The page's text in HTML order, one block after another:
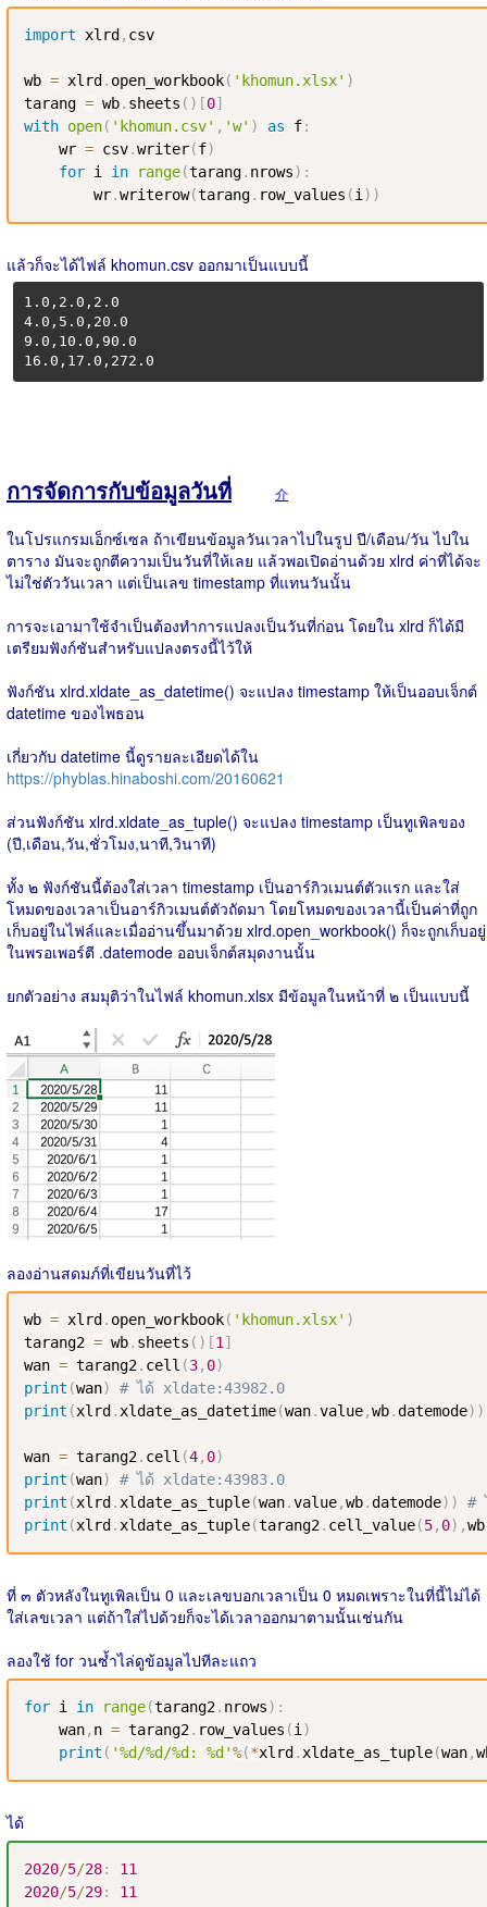
import xlrd , csv
wb = xlrd . open_workbook( 'khomun.xlsx' )
tarang = wb. sheets ( ) [0]
with open( 'khomun.csv' , 'w' ) as f:
    wr
= csv.writer(f)
for i in range(tarang. nrows) :
        wr
.writerow(tarang. row_values (i ) )
แล้วก็จะได้ไฟล์ khomun.csv ออกมาเป็นแบบนี้
1.0,2.0,2.0
4.0,5.0,20.0
9.0,10.0,90.0
16.0,17.0,272.0
การจัดการกับข้อมูลวันที่ 介
ในโปรแกรมเอ็กซ์เซล ถ้าเขียนข้อมูลวันเวลาไปในรูป ปี/เดือน/วัน ไปใน
ตาราง มันจะถูกตีความเป็นวันที่ให้เลย แล้วพอเปิดอ่านด้วย xlrd ค่าที่ได้จะ
ไม่ใช่ตัววันเวลา แต่เป็นเลข timestamp ที่แทนวันนั้น
การจะเอามาใช้จำเป็นต้องทำการแปลงเป็นวันที่ก่อน โดยใน xlrd ก็ได้มี
เตรียมฟังก์ชันสำหรับแปลงตรงนี้ไว้ให้
ฟังก์ชัน xlrd.xldate_as_datetime() จะแปลง timestamp ให้เป็นออบเจ็กต์
datetime ของไพธอน
เกี่ยวกับ datetime นี้ดูรายละเอียดได้ใน
https://phyblas.hinaboshi.com/20160621
ส่วนฟังก์ชัน xlrd.xldate_as_tuple() จะแปลง timestamp เป็นทูเพิลของ
(ปี,เดือน,วัน,ชั่วโมง,นาที,วินาที)
ทั้ง ๒ ฟังก์ชันนี้ต้องใส่เวลา timestamp เป็นอาร์กิวเมนต์ตัวแรก และใส่
โหมดของเวลาเป็นอาร์กิวเมนต์ตัวถัดมา โดยโหมดของเวลานี้เป็นค่าที่ถูก
เก็บอยู่ในไฟล์และเมื่ออ่านขึ้นมาด้วย xlrd.open_workbook() ก็จะถูกเก็บอยู่
ในพรอเพอร์ตี .datemode ออบเจ็กต์สมุดงานนั้น
ยกตัวอย่าง สมมุติว่าในไฟล์ khomun.xlsx มีข้อมูลในหน้าที่ ๒ เป็นแบบนี้
ลองอ่านสดมภ์ที่เขียนวันที่ไว้
wb = xlrd . open_workbook( 'khomun.xlsx' )
tarang2 = wb. sheets ( ) [1 ]
wan = tarang2. cell (3, 0)
print (wan)
# ได้ xldate:43982.0
print (xlrd . xldate_as_datetime(wan.value,wb.datemode) )
wan = tarang2. cell (4, 0)
print (wan)
# ได้ xldate:43983.0
print (xlrd . xldate_as_tuple(wan.value,wb.datemode) )
#
print (xlrd . xldate_as_tuple(tarang2. cell_value(5, 0) ,wb
ที่ ๓ ตัวหลังในทูเพิลเป็น 0 และเลขบอกเวลาเป็น 0 หมดเพราะในที่นี้ไม่ได้
ใส่เลขเวลา แต่ถ้าใส่ไปด้วยก็จะได้เวลาออกมาตามนั้นเช่นกัน
ลองใช้ for วนซ้ำไล่ดูข้อมูลไปทีละแถว
for i in range(tarang2. nrows) :
    wan
, n = tarang2. row_values (i )
print ( '%d/%d/%d: %d'%(*xlrd . xldate_as_tuple(wan,
ได้
2020/5/28:
11
2020/5/29:
11